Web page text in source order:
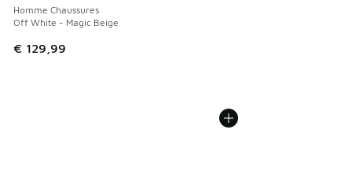
Homme Chaussures
Off White - Magic Beige
€ 129,99